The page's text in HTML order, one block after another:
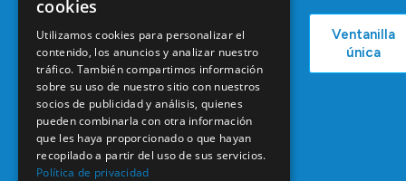
Legendre,
28046
Madrid
91 561 29 05
informacion@coem.org.es
Empleo
Formación
Continuada
Tablón de
anuncios
Podcast
Actualidad
Ventanilla
única
cookies
Utilizamos cookies para personalizar el
contenido, los anuncios y analizar nuestro
tráfico. También compartimos información
sobre su uso de nuestro sitio con nuestros
socios de publicidad y análisis, quienes
pueden combinarla con otra información
que les haya proporcionado o que hayan
recopilado a partir del uso de sus servicios.
Política de privacidad